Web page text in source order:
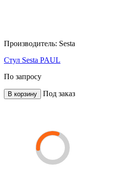
Производитель: Sesta
Стул Sesta PAUL
По запросу
В корзину Под заказ